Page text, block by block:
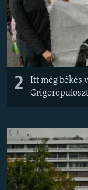
2
Itt még békés